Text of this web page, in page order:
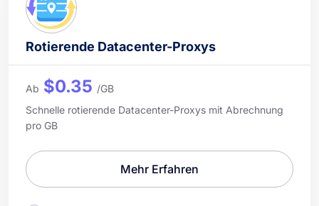
Rotierende Datacenter-Proxys
Ab $0.35 /GB
Schnelle rotierende Datacenter-Proxys mit Abrechnung
pro GB
Mehr Erfahren